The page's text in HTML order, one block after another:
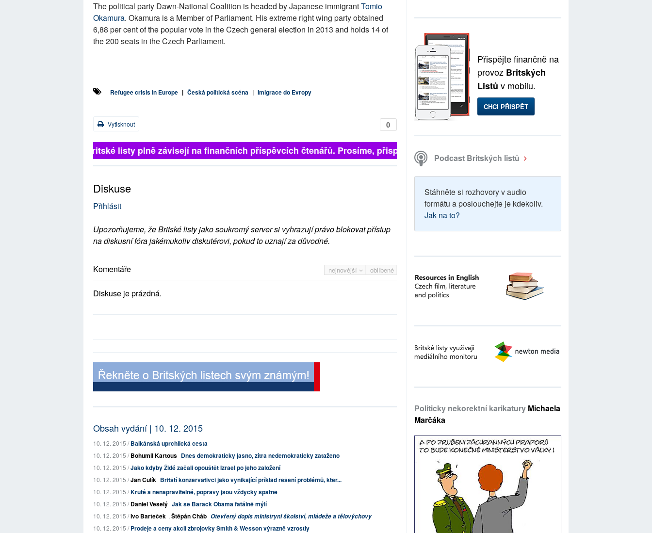
The political party Dawn-National Coalition is headed by Japanese immigrantTomio
Okamura. Okamura is a Member of Parliament. His extreme right wing party obtained
6,88 per cent of the popular vote in the Czech general election in 2013 and holds 14 of
the 200 seats in the Czech Parliament.
Refugee crisis in Europe | Česká politická scéna | Imigrace do Evropy
0
Vytisknout
Britské listy plně závisejí na finančních příspěvcích čtenářů. Prosíme, přispějte. ➥
Diskuse
Přihlásit
Upozorňujeme, že Britské listy jako soukromý server si vyhrazují právo blokovat přístup
na diskusní fóra jakémukoliv diskutérovi, pokud to uznají za důvodné.
nejnovější oblíbené
Komentáře
Diskuse je prázdná.
Obsah vydání | 10. 12. 2015
10. 12. 2015 /Balkánská uprchlická cesta
10. 12. 2015 /Bohumil Kartous Dnes demokraticky jasno, zítra nedemokraticky zataženo
10. 12. 2015 /Jako kdyby Židé začali opouštět Izrael po jeho založení
10. 12. 2015 /Jan Čulík Britští konzervativci jako vynikající příklad řešení problémů, kter...
10. 12. 2015 /Kruté a nenapravitelné, popravy jsou vždycky špatně
10. 12. 2015 /Daniel Veselý Jak se Barack Obama fatálně mýlí
10. 12. 2015 /Ivo Barteček , Štěpán Cháb Otevřený dopis ministryni školství, mládeže a tělovýchovy
10. 12. 2015 /Prodeje a ceny akcií zbrojovky Smith & Wesson výrazně vzrostly
Přispějte finančně na
provoz Britských
Listů v mobilu.
CHCI PŘISPĚT
Podcast Britských listů
Stáhněte si rozhovory v audio
formátu a poslouchejte je kdekoliv.
Jak na to?
Politicky nekorektní karikatury Michaela
Marčáka